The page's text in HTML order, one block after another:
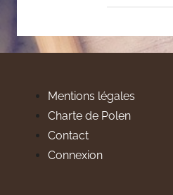
Mentions légales
Charte de Polen
Contact
Connexion